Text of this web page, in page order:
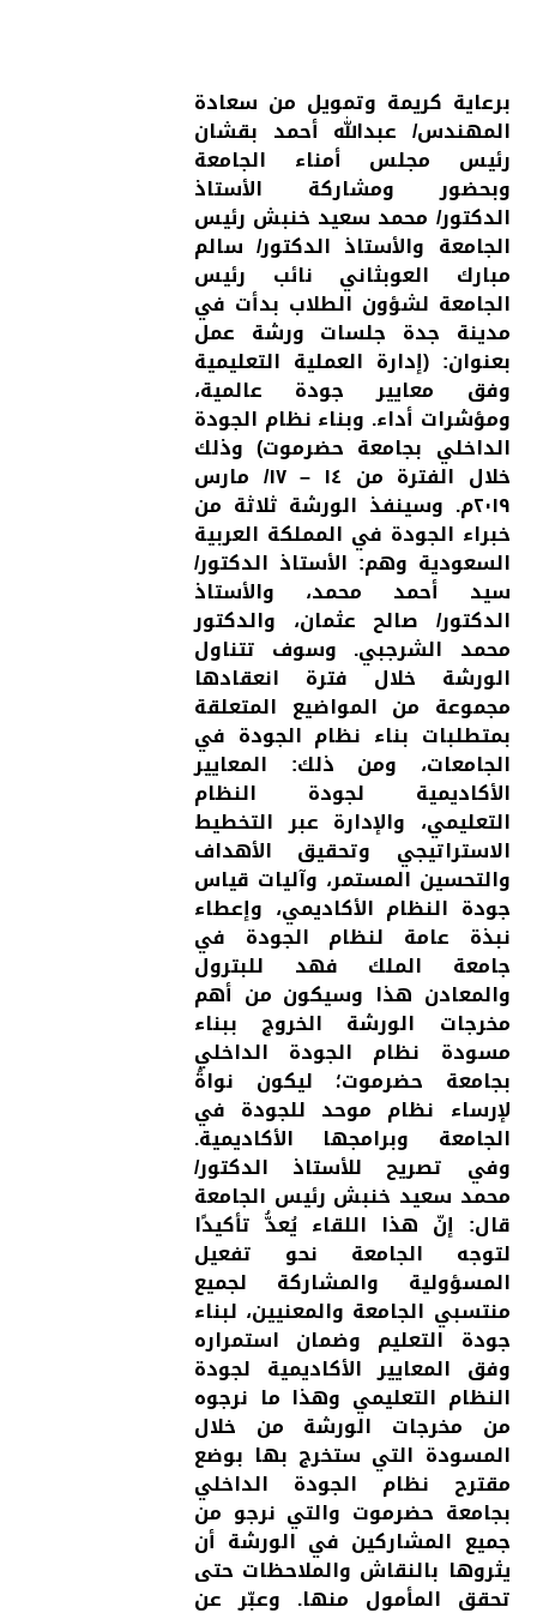
برعاية كريمة وتمويل من سعادة
المهندس/ عبدالله أحمد بقشان
رئيس مجلس أمناء الجامعة
وبحضور ومشاركة الأستاذ
الدكتور/ محمد سعيد خنبش رئيس
الجامعة والأستاذ الدكتور/ سالم
مبارك العوبثاني نائب رئيس
الجامعة لشؤون الطلاب بدأت في
مدينة جدة جلسات ورشة عمل
بعنوان: (إدارة العملية التعليمية
وفق معايير جودة عالمية،
ومؤشرات أداء. وبناء نظام الجودة
الداخلي بجامعة حضرموت) وذلك
خلال الفترة من ١٤ – ١٧/ مارس
٢٠١٩م. وسينفذ الورشة ثلاثة من
خبراء الجودة في المملكة العربية
السعودية وهم: الأستاذ الدكتور/
سيد أحمد محمد، والأستاذ
الدكتور/ صالح عثمان، والدكتور
محمد الشرجبي. وسوف تتناول
الورشة خلال فترة انعقادها
مجموعة من المواضيع المتعلقة
بمتطلبات بناء نظام الجودة في
الجامعات، ومن ذلك: المعايير
الأكاديمية لجودة النظام
التعليمي، والإدارة عبر التخطيط
الاستراتيجي وتحقيق الأهداف
والتحسين المستمر، وآليات قياس
جودة النظام الأكاديمي، وإعطاء
نبذة عامة لنظام الجودة في
جامعة الملك فهد للبترول
والمعادن هذا وسيكون من أهم
مخرجات الورشة الخروج ببناء
مسودة نظام الجودة الداخلي
بجامعة حضرموت؛ ليكون نواةً
لإرساء نظام موحد للجودة في
الجامعة وبرامجها الأكاديمية.
وفي تصريح للأستاذ الدكتور/
محمد سعيد خنبش رئيس الجامعة
قال: إنّ هذا اللقاء يُعدُّ تأكيدًا
لتوجه الجامعة نحو تفعيل
المسؤولية والمشاركة لجميع
منتسبي الجامعة والمعنيين، لبناء
جودة التعليم وضمان استمراره
وفق المعايير الأكاديمية لجودة
النظام التعليمي وهذا ما نرجوه
من مخرجات الورشة من خلال
المسودة التي ستخرج بها بوضع
مقترح نظام الجودة الداخلي
بجامعة حضرموت والتي نرجو من
جميع المشاركين في الورشة أن
يثروها بالنقاش والملاحظات حتى
تحقق المأمول منها. وعبّر عن